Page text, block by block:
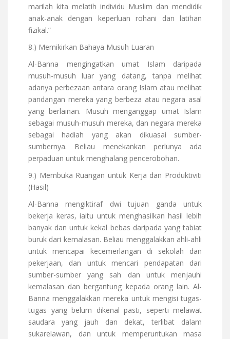
marilah kita melatih individu Muslim dan mendidik
anak-anak dengan keperluan rohani dan latihan
fizikal.”
8.) Memikirkan Bahaya Musuh Luaran
Al-Banna mengingatkan umat Islam daripada
musuh-musuh luar yang datang, tanpa melihat
adanya perbezaan antara orang Islam atau melihat
pandangan mereka yang berbeza atau negara asal
yang berlainan. Musuh menganggap umat Islam
sebagai musuh-musuh mereka, dan negara mereka
sebagai hadiah yang akan dikuasai sumber-
sumbernya. Beliau menekankan perlunya ada
perpaduan untuk menghalang pencerobohan.
9.) Membuka Ruangan untuk Kerja dan Produktiviti
(Hasil)
Al-Banna mengiktiraf dwi tujuan ganda untuk
bekerja keras, iaitu untuk menghasilkan hasil lebih
banyak dan untuk kekal bebas daripada yang tabiat
buruk dari kemalasan. Beliau menggalakkan ahli-ahli
untuk mencapai kecemerlangan di sekolah dan
pekerjaan, dan untuk mencari pendapatan dari
sumber-sumber yang sah dan untuk menjauhi
kemalasan dan bergantung kepada orang lain. Al-
Banna menggalakkan mereka untuk mengisi tugas-
tugas yang belum dikenal pasti, seperti melawat
saudara yang jauh dan dekat, terlibat dalam
sukarelawan, dan untuk memperuntukan masa